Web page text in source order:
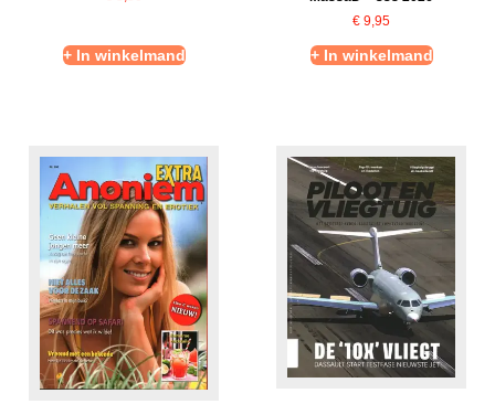
+ In winkelmand
€ 9,95
+ In winkelmand